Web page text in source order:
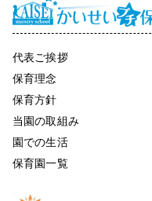
代表ご挨拶
保育理念
保育方針
当園の取組み
園での生活
保育園一覧